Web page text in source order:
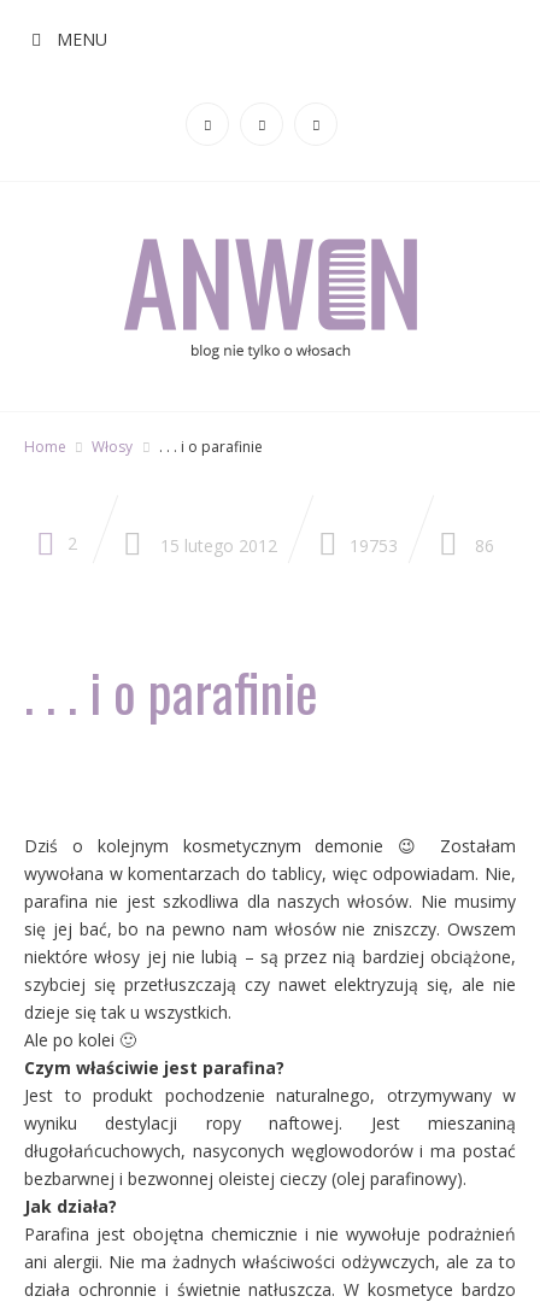
MENU
Home Włosy . . . i o parafinie
2 15 lutego 2012 19753 86
. . . i o parafinie
Dziś o kolejnym kosmetycznym demonie 😉 Zostałam
wywołana w komentarzach do tablicy, więc odpowiadam. Nie,
parafina nie jest szkodliwa dla naszych włosów. Nie musimy
się jej bać, bo na pewno nam włosów nie zniszczy. Owszem
niektóre włosy jej nie lubią – są przez nią bardziej obciążone,
szybciej się przetłuszczają czy nawet elektryzują się, ale nie
dzieje się tak u wszystkich.
Ale po kolei 🙂
Czym właściwie jest parafina?
Jest to produkt pochodzenie naturalnego, otrzymywany w
wyniku destylacji ropy naftowej. Jest mieszaniną
długołańcuchowych, nasyconych węglowodorów i ma postać
bezbarwnej i bezwonnej oleistej cieczy (olej parafinowy).
Jak działa?
Parafina jest obojętna chemicznie i nie wywołuje podrażnień
ani alergii. Nie ma żadnych właściwości odżywczych, ale za to
działa ochronnie i świetnie natłuszcza. W kosmetyce bardzo